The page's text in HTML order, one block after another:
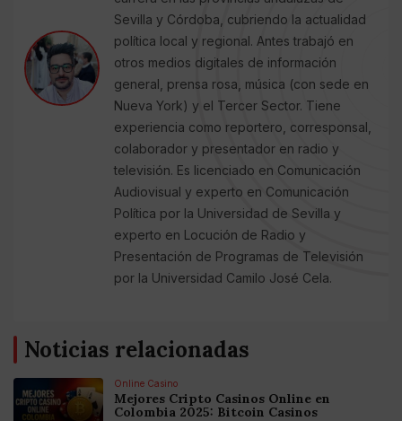
Sevilla y Córdoba, cubriendo la actualidad
política local y regional. Antes trabajó en
otros medios digitales de información
general, prensa rosa, música (con sede en
Nueva York) y el Tercer Sector. Tiene
experiencia como reportero, corresponsal,
colaborador y presentador en radio y
televisión. Es licenciado en Comunicación
Audiovisual y experto en Comunicación
Política por la Universidad de Sevilla y
experto en Locución de Radio y
Presentación de Programas de Televisión
por la Universidad Camilo José Cela.
Noticias relacionadas
Online Casino
Mejores Cripto Casinos Online en
Colombia 2025: Bitcoin Casinos